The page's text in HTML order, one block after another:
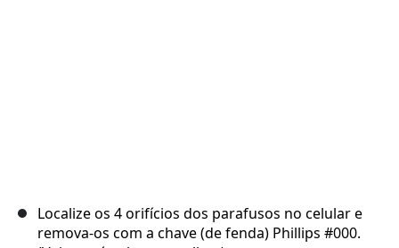
Localize os 4 orifícios dos parafusos no celular e
remova-os com a chave (de fenda) Phillips #000.